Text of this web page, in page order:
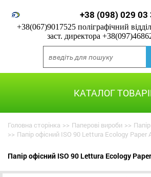
+38 (098) 029 03
+38(067)9017525 поліграфічний відділ
заст. директора
КАТАЛОГ
Головна сторінка >> Паперові вироби >>
>> Папір офісний ISO 90 Lettura Ecology Paper
Папір офісний ISO 90 Lettura Ecology